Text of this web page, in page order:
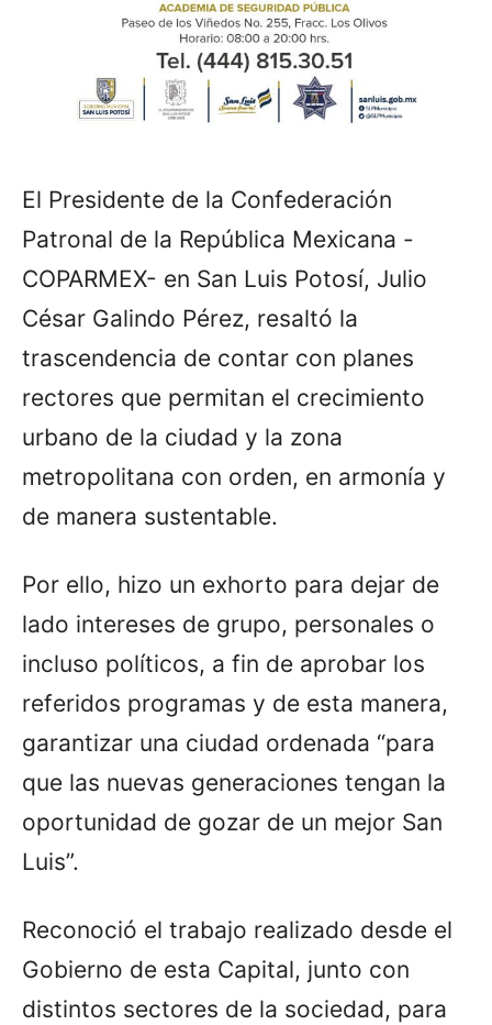
El Presidente de la Confederación
Patronal de la República Mexicana -
COPARMEX- en San Luis Potosí, Julio
César Galindo Pérez, resaltó la
trascendencia de contar con planes
rectores que permitan el crecimiento
urbano de la ciudad y la zona
metropolitana con orden, en armonía y
de manera sustentable.
Por ello, hizo un exhorto para dejar de
lado intereses de grupo, personales o
incluso políticos, a fin de aprobar los
referidos programas y de esta manera,
garantizar una ciudad ordenada “para
que las nuevas generaciones tengan la
oportunidad de gozar de un mejor San
Luis”.
Reconoció el trabajo realizado desde el
Gobierno de esta Capital, junto con
distintos sectores de la sociedad, para